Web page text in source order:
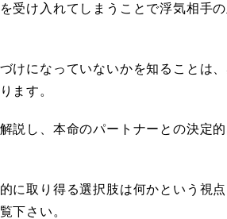
受け入れてしまうことで浮気相手
けになっていないかを知ることは
ます。
説し、本命のパートナーとの決定
に取り得る選択肢は何かという視
下さい。